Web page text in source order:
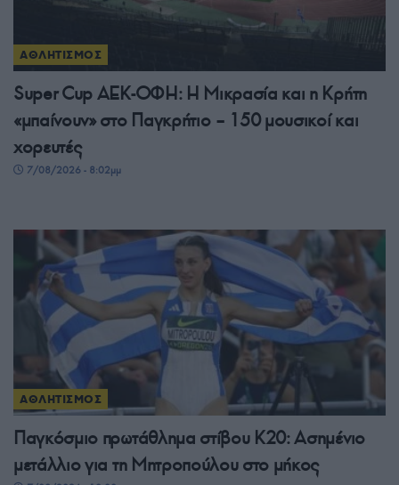
ΑΘΛΗΤΙΣΜΟΣ
Super Cup ΑΕΚ-ΟΦΗ: Η Μικρασία και η Κρήτη
«μπαίνουν» στο Παγκρήτιο – 150 μουσικοί και
χορευτές
7/08/2026 - 8:02μμ
ΑΘΛΗΤΙΣΜΟΣ
Παγκόσμιο πρωτάθλημα στίβου Κ20: Ασημένιο
μετάλλιο για τη Μητροπούλου στο μήκος